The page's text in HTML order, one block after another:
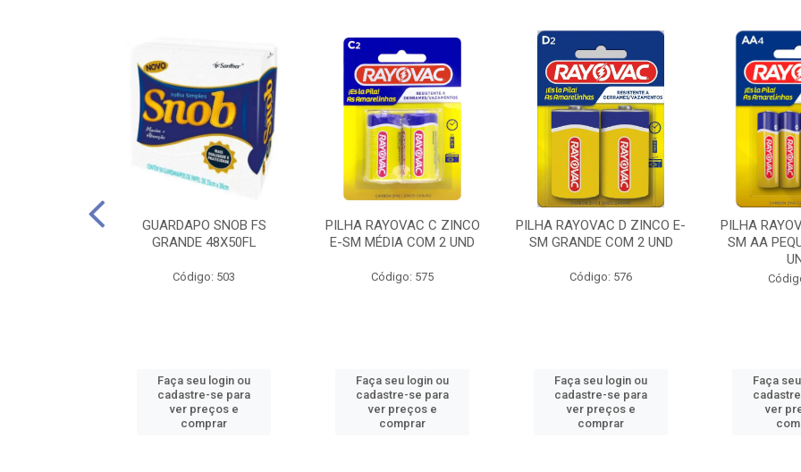
GUARDAPO SNOB FS
GRANDE 48X50FL
Código: 503
Faça seu login ou
cadastre-se para
ver preços e
comprar
PILHA RAYOVAC C ZINCO
E-SM MÉDIA COM 2 UND
Código: 575
Faça seu login ou
cadastre-se para
ver preços e
comprar
PILHA RAYOVAC D ZINCO E-
SM GRANDE COM 2 UND
Código: 576
Faça seu login ou
cadastre-se para
ver preços e
comprar
PILHA
SM AA
Faça
ver